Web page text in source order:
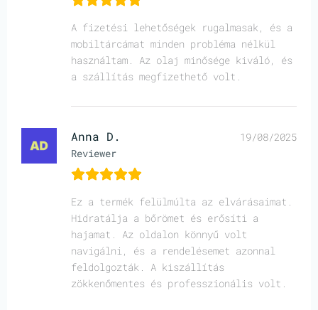
A fizetési lehetőségek rugalmasak, és a
mobiltárcámat minden probléma nélkül
használtam. Az olaj minősége kiváló, és
a szállítás megfizethető volt.
Anna D.
Reviewer
19/08/2025
Ez a termék felülmúlta az elvárásaimat.
Hidratálja a bőrömet és erősíti a
hajamat. Az oldalon könnyű volt
navigálni, és a rendelésemet azonnal
feldolgozták. A kiszállítás
zökkenőmentes és professzionális volt.